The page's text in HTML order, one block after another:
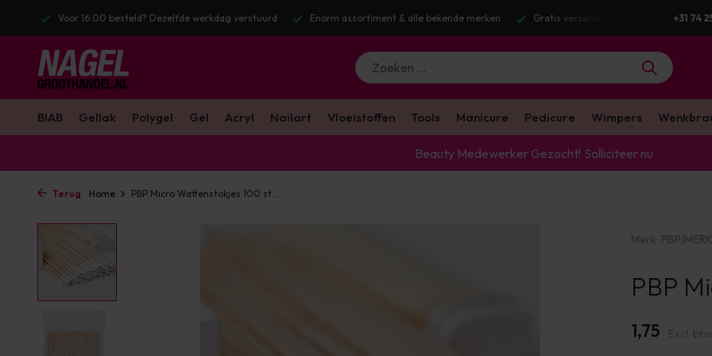
Enorm assortiment & alle bekende merken Gratis verzending v.a. €100 excl. BTW Voor 16:00 besteld? Dezelfde werkdag verstuurd
+31 74
BIAB Gellak Polygel Gel Acryl Nailart Vloeistoffen Tools Manicure Pedicure Wimpers
Beauty Medewerker Gezocht! Solliciteer nu
Terug Home PBP Micro Wattenstokjes 100 st...
Merk: PBP|
PBP
1,75 Excl. btw